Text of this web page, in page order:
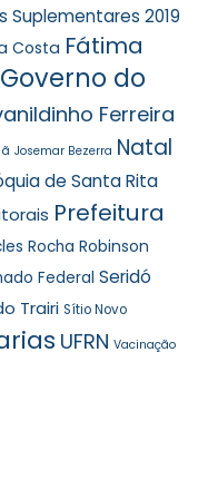
Suplementares 2019
Costa Fátima
Governo do
Ferreira
Josemar Bezerra Natal
de Santa Rita
Prefeitura
Rocha Robinson
Federal Seridó
Trairi Sítio Novo
UFRN Vacinação